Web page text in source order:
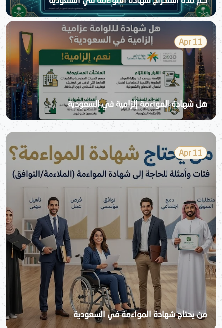
11 Apr
هل شهادة المواءمة إلزامية في السعودية
11 Apr
من يحتاج شهادة المواءمة في السعودية